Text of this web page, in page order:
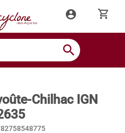
account_circle shopping_cart
search
Chilhac IGN